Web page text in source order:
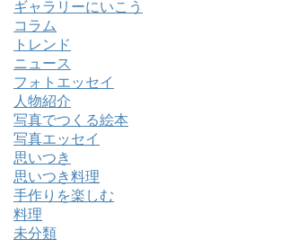
ギャラリーにいこう
コラム
トレンド
ニュース
フォトエッセイ
人物紹介
写真でつくる絵本
写真エッセイ
思いつき
思いつき料理
手作りを楽しむ
料理
未分類